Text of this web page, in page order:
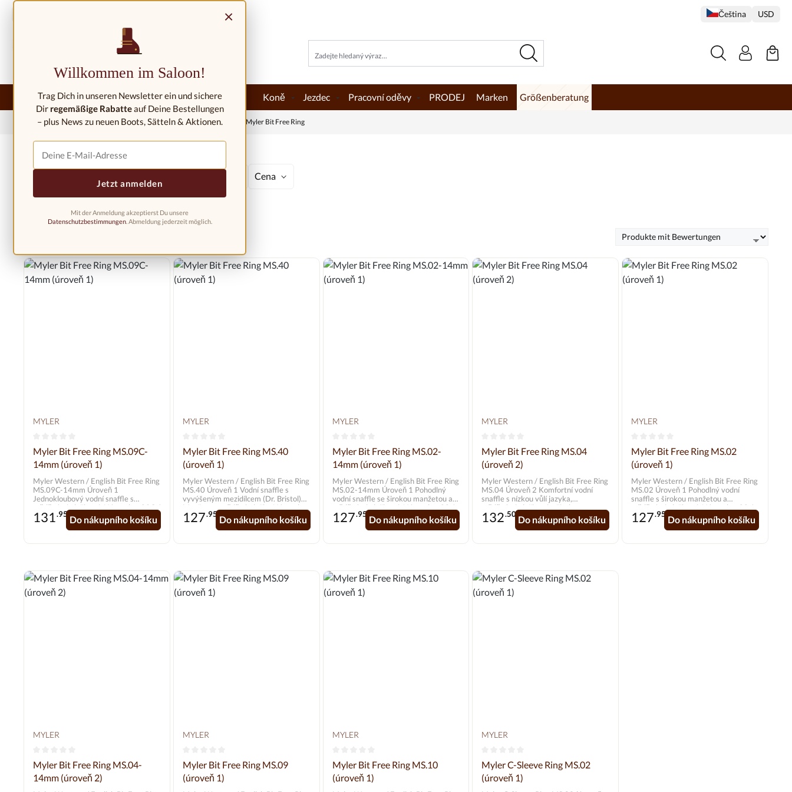
Čeština USD
Domů Nový Západní móda Westernová jízdárna Koně Jezdec Pracovní oděvy PRODEJ Marken Größenberatung
Domů Westernová jízdárna Západní kousky Myler Bits Myler Bit Free Ring
Immediately available Cena
MYLER
Průměrné hodnocení 0 z 5 hvězd
Myler Bit Free Ring MS.09C-
14mm (úroveň 1)
Myler Western / English Bit Free Ring
MS.09C-14mm Úroveň 1
Jednokloubový vodní snaffle s
měděnými vložkami. Náustek = 09C /
cypřiš / 14 mm Lícnice = volný
kroužek / nerezová ocel / 70 mm
pro skokové a cross-country třídy A-
neobsahuje nikl a zinek !!!
131.95*Do nákupního košíku
MYLER
Průměrné hodnocení 0 z 5 hvězd
Myler Bit Free Ring MS.40
(úroveň 1)
Myler Western / English Bit Free Ring
MS.40 Úroveň 1 Vodní snaffle s
vyvýšeným mezidílcem (Dr. Bristol)
Manžeta a měděné vložky Náustek =
40 / nerezová ocel / 11 mm Lícnice =
volný kroužek / 70 mm
127.95*Do nákupního košíku
MYLER
Průměrné hodnocení 0 z 5 hvězd
Myler Bit Free Ring MS.02-
14mm (úroveň 1)
Myler Western / English Bit Free Ring
MS.02-14mm Úroveň 1 Pohodlný
vodní snaffle se širokou manžetou a
měděnými vložkami. Náustek = 02 /
nerezová ocel / 14 mm Lícnice =
volný kroužek / 70 mm Vyhovuje FN
cross-country třídy A-L.
127.95*Do nákupního košíku
MYLER
Průměrné hodnocení 0 z 5 hvězd
Myler Bit Free Ring MS.04
(úroveň 2)
Myler Western / English Bit Free Ring
MS.04 Úroveň 2 Komfortní vodní
snaffle s nízkou vůlí jazyka,
měděnými vložkami a širokou
manžetou. Náustek = 04 / nerezová
ocel / 11 mm Lícnice = volný kroužek
132.50*Do nákupního košíku
MYLER
Průměrné hodnocení 0 z 5 hvězd
Myler Bit Free Ring MS.02
(úroveň 1)
Myler Western / English Bit Free Ring
MS.02 Úroveň 1 Pohodlný vodní
snaffle s širokou manžetou a
měděnými vložkami. Náustek = 02 /
nerezová ocel / 11 mm Lícnice =
volný kroužek / 70 mm
127.95*Do nákupního košíku
MYLER
Průměrné hodnocení 0 z 5 hvězd
Myler Bit Free Ring MS.04-
14mm (úroveň 2)
MYLER
Průměrné hodnocení 0 z 5 hvězd
Myler Bit Free Ring MS.09
(úroveň 1)
MYLER
Průměrné hodnocení 0 z 5 hvězd
Myler Bit Free Ring MS.10
(úroveň 1)
MYLER
Průměrné hodnocení 0 z 5 hvězd
Myler C-Sleeve Ring MS.02
(úroveň 1)
×
Willkommen im Saloon!
Trag Dich in unseren Newsletter ein und sichere
Dir regemäßige Rabatteauf Deine Bestellungen
– plus News zu neuen Boots, Sätteln & Aktionen.
Jetzt anmelden
Mit der Anmeldung akzeptierst Du unsere
Datenschutzbestimmungen. Abmeldung jederzeit möglich.